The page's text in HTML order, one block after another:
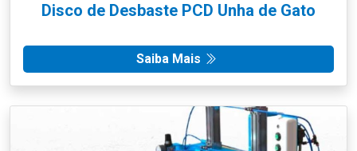
Disco de Desbaste PCD Unha de Gato
Saiba Mais